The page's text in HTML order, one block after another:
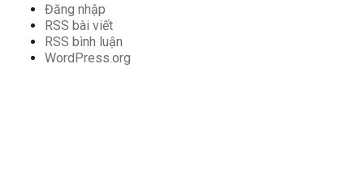
Đăng nhập
RSS bài viết
RSS bình luận
WordPress.org